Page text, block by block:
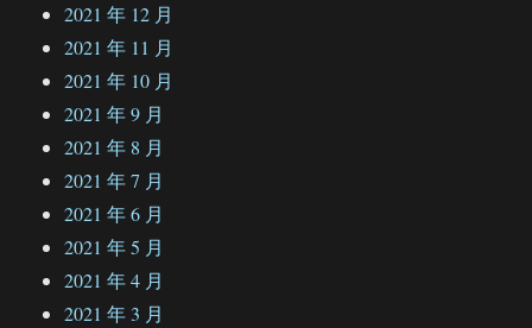
2021 年 12 月
2021 年 11 月
2021 年 10 月
2021 年 9 月
2021 年 8 月
2021 年 7 月
2021 年 6 月
2021 年 5 月
2021 年 4 月
2021 年 3 月